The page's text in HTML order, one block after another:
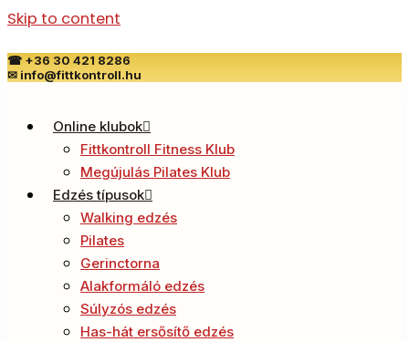
Skip to content
☎ +36 30 421 8286
✉ info@fittkontroll.hu
Online klubok
Fittkontroll Fitness Klub
Megújulás Pilates Klub
Edzés típusok
Walking edzés
Pilates
Gerinctorna
Alakformáló edzés
Súlyzós edzés
Has-hát ersősítő edzés